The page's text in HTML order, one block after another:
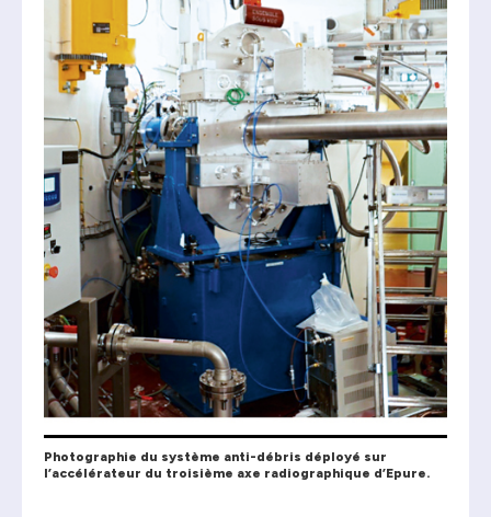
Photographie du système anti-débris déployé sur
l’accélérateur du troisième axe radiographique d’Epure.